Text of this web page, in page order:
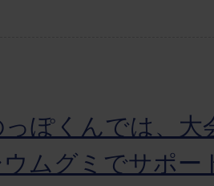
ぽくんでは、大
ムグミでサポー